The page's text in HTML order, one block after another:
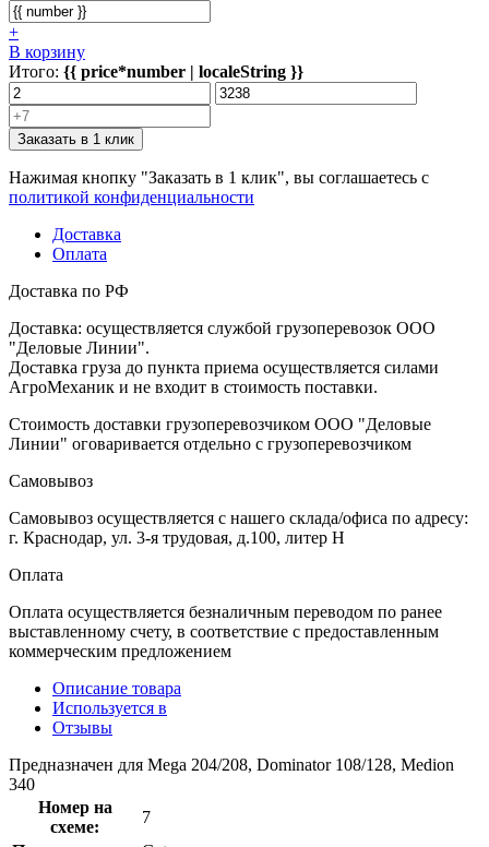
+
В корзину
Итого: {{ price*number | localeString }}
Заказать в 1 клик
Нажимая кнопку "Заказать в 1 клик", вы соглашаетесь с
политикой конфиденциальности
Доставка
Оплата
Доставка по РФ
Доставка: осуществляется службой грузоперевозок ООО
"Деловые Линии".
Доставка груза до пункта приема осуществляется силами
АгроМеханик и не входит в стоимость поставки.
Стоимость доставки грузоперевозчиком ООО "Деловые
Линии" оговаривается отдельно с грузоперевозчиком
Самовывоз
Самовывоз осуществляется с нашего склада/офиса по адресу:
г. Краснодар, ул. 3-я трудовая, д.100, литер Н
Оплата
Оплата осуществляется безналичным переводом по ранее
выставленному счету, в соответствие с предоставленным
коммерческим предложением
Описание товара
Используется в
Отзывы
Предназначен для Mega 204/208, Dominator 108/128, Medion
340
Номер на
схеме:
7